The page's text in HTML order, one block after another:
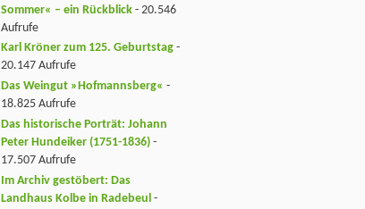
Sommer« – ein Rückblick - 20.546
Aufrufe
Karl Kröner zum 125. Geburtstag -
20.147 Aufrufe
Das Weingut »Hofmannsberg« -
18.825 Aufrufe
Das historische Porträt: Johann
Peter Hundeiker (1751-1836) -
17.507 Aufrufe
Im Archiv gestöbert: Das
Landhaus Kolbe in Radebeul -